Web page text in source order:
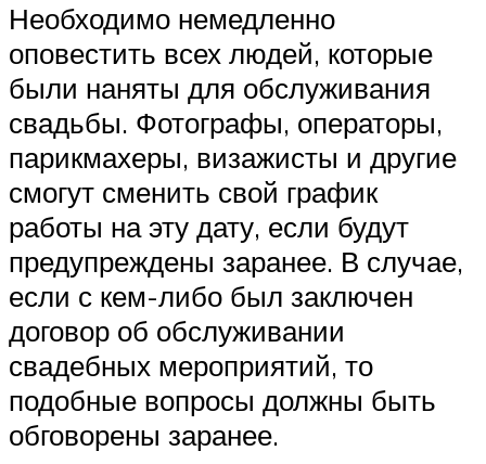
Необходимо немедленно
оповестить всех людей, которые
были наняты для обслуживания
свадьбы. Фотографы, операторы,
парикмахеры, визажисты и другие
смогут сменить свой график
работы на эту дату, если будут
предупреждены заранее. В случае,
если с кем-либо был заключен
договор об обслуживании
свадебных мероприятий, то
подобные вопросы должны быть
обговорены заранее.